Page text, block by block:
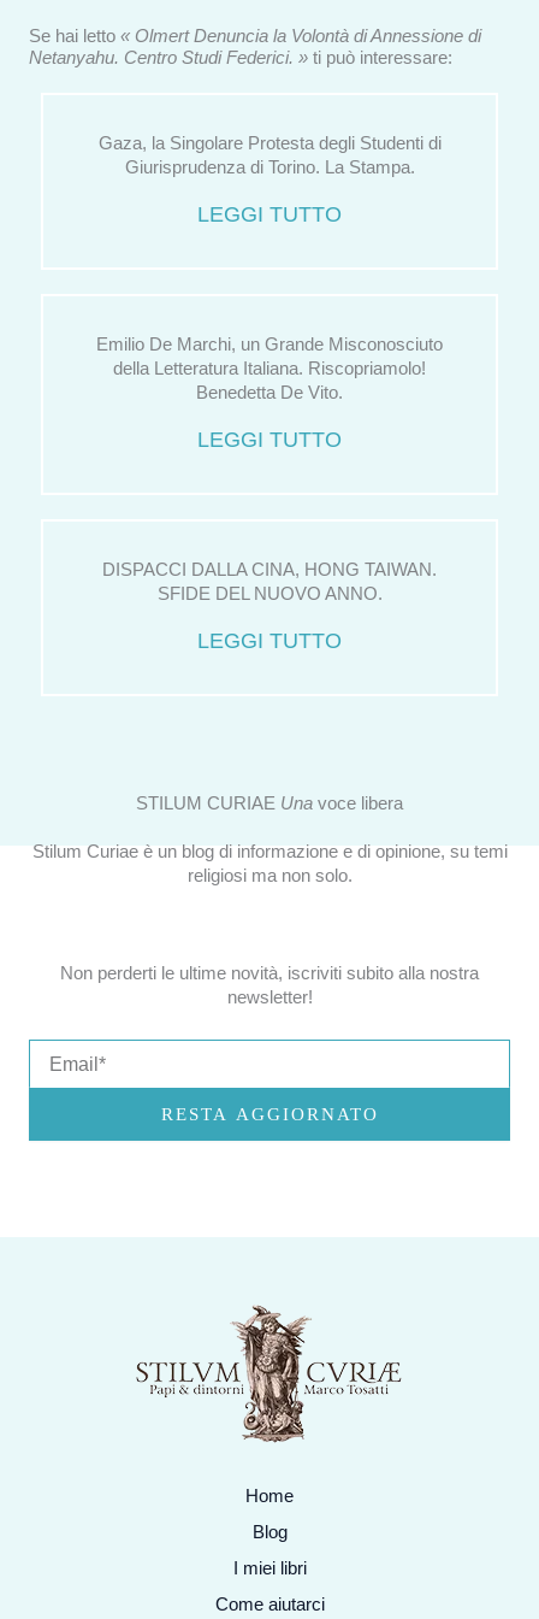
Se hai letto « Olmert Denuncia la Volontà di Annessione di
Netanyahu. Centro Studi Federici. » ti può interessare:
Gaza, la Singolare Protesta degli Studenti di
Giurisprudenza di Torino. La Stampa.
LEGGI TUTTO
Emilio De Marchi, un Grande Misconosciuto
della Letteratura Italiana. Riscopriamolo!
Benedetta De Vito.
LEGGI TUTTO
DISPACCI DALLA CINA, HONG TAIWAN.
SFIDE DEL NUOVO ANNO.
LEGGI TUTTO
STILUM CURIAE Una voce libera
Stilum Curiae è un blog di informazione e di opinione, su temi
religiosi ma non solo.
Non perderti le ultime novità, iscriviti subito alla nostra
newsletter!
RESTA AGGIORNATO
Home
Blog
I miei libri
Come aiutarci